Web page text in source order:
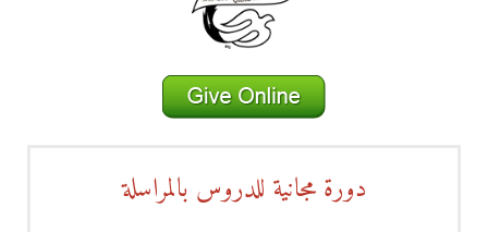
دورة مجانية للدروس بالمراسلة